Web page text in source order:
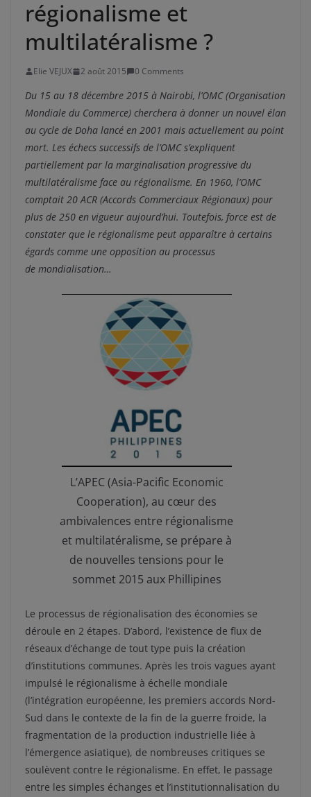
régionalisme et
multilatéralisme ?
Elie VEJUX 2 août 2015 0 Comments
Du 15 au 18 décembre 2015 à Nairobi, l’OMC (Organisation
Mondiale du Commerce) cherchera à donner un nouvel élan
au cycle de Doha lancé en 2001 mais actuellement au point
mort. Les échecs successifs de l’OMC s’expliquent
partiellement par la marginalisation progressive du
multilatéralisme face au régionalisme. En 1960, l’OMC
comptait 20 ACR (Accords Commerciaux Régionaux) pour
plus de 250 en vigueur aujourd’hui. Toutefois, force est de
constater que le régionalisme peut apparaître à certains
égards comme une opposition au processus
de mondialisation…
L’APEC (Asia-Pacific Economic
Cooperation), au cœur des
ambivalences entre régionalisme
et multilatéralisme, se prépare à
de nouvelles tensions pour le
sommet 2015 aux Phillipines
Le processus de régionalisation des économies se
déroule en 2 étapes. D’abord, l’existence de flux de
réseaux d’échange de tout type puis la création
d’institutions communes. Après les trois vagues ayant
impulsé le régionalisme à échelle mondiale
(l’intégration européenne, les premiers accords Nord-
Sud dans le contexte de la fin de la guerre froide, la
fragmentation de la production industrielle liée à
l’émergence asiatique), de nombreuses critiques se
soulèvent contre le régionalisme. En effet, le passage
entre les simples échanges et l’institutionnalisation du